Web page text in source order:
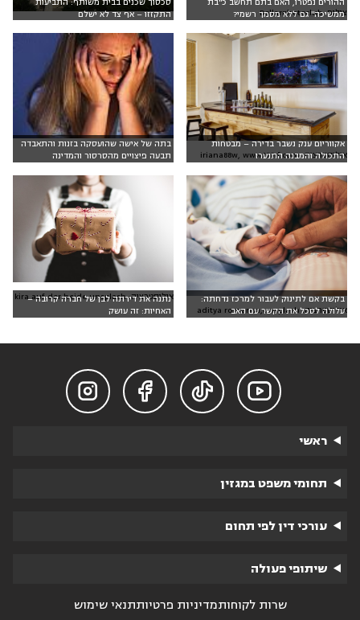
ממשיכה" גם ללא מסמך רשמי?
צילום: Dollarphotoclub
התקזזו – אף צד לא ישלם
אקווריום ענק נשבר בדירה – מבטחות
התכולה והמבנה התנערו
אילוסטרציה: iriana88w, www.123rf.com
בתה של אישה שהועסקה בזנות והתאבדה
תבעה פיצויים מהסרסור והמדינה
בקשת אם לתינוק לעבור למרכז נדחתה:
עלולה לסכל את הקשר עם האב
אילוסטרציה: aditya romansa,unsplash
נתנה את דירתה לבן של חברה קרובה –
האחיות: זה עושק
אילוסטרציה: kira auf der heide,unsplash




ראשי
תחומי משפט במגזין
עורכי דין לפי תחום
שיתופי פעולה
שרות לקוחותמדיניות פרטיותתנאי שימוש